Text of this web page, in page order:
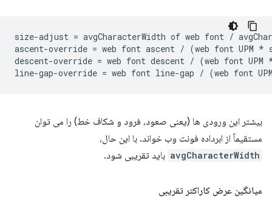
size-adjust = avgCharacterWidth of web font /
ascent-override = web font ascent / (web font UPM
descent-override = web font descent / (web font
بیشتر این ورودی ها (یعنی صعود، فرود و شکاف خط) را می توان
مستقیماً از ابرداده فونت وب خواند. با این حال،
avgCharacterWidth باید تقریبی شود.
میانگین عرض کاراکتر تقریبی